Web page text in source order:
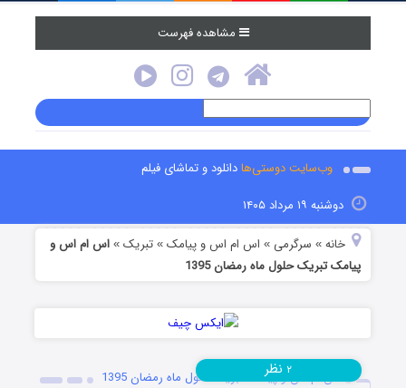
مشاهده فهرست
وب‌سایت دوستی‌هادانلود و تماشای فیلم
دوشنبه ۱۹ مرداد ۱۴۰۵
خانه » سرگرمی » اس ام اس و پیامک »تبریک »اس ام اس و
پیامک تبریک حلول ماه رمضان 1395
اس ام اس و پیامک تبریک حلول ماه رمضان 1395
۲ نظر